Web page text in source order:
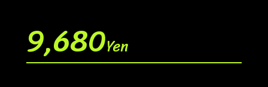
9,680Yen